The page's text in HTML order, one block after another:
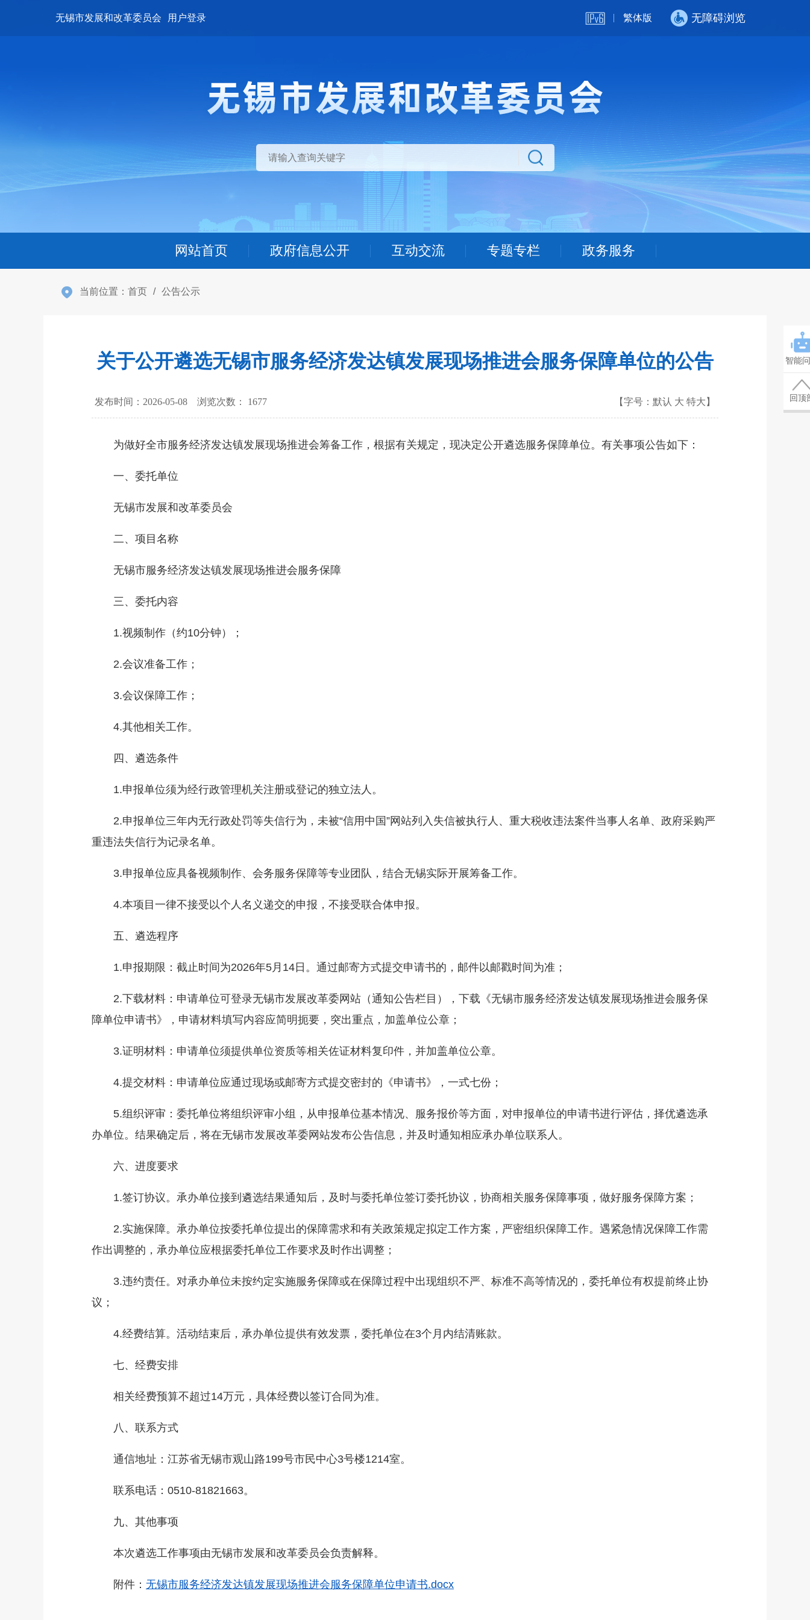
无锡市发展和改革委员会 用户登录 繁体版 无障碍浏览
网站首页 政府信息公开 互动交流 专题专栏 政务服务
当前位置： 首页 / 公告公示
关于公开遴选无锡市服务经济发达镇发展现场推进会服务保障单位的公告
发布时间：2026-05-08 浏览次数： 1677 【字号： 默认 大 特大 】
为做好全市服务经济发达镇发展现场推进会筹备工作，根据有关规定，现决定公开遴选服务保障单位。有关事项公告如下：
一、委托单位
无锡市发展和改革委员会
二、项目名称
无锡市服务经济发达镇发展现场推进会服务保障
三、委托内容
1.视频制作（约10分钟）；
2.会议准备工作；
3.会议保障工作；
4.其他相关工作。
四、遴选条件
1.申报单位须为经行政管理机关注册或登记的独立法人。
2.申报单位三年内无行政处罚等失信行为，未被“信用中国”网站列入失信被执行人、重大税收违法案件当事人名单、政府采购严
重违法失信行为记录名单。
3.申报单位应具备视频制作、会务服务保障等专业团队，结合无锡实际开展筹备工作。
4.本项目一律不接受以个人名义递交的申报，不接受联合体申报。
五、遴选程序
1.申报期限：截止时间为2026年5月14日。通过邮寄方式提交申请书的，邮件以邮戳时间为准；
2.下载材料：申请单位可登录无锡市发展改革委网站（通知公告栏目），下载《无锡市服务经济发达镇发展现场推进会服务保
障单位申请书》，申请材料填写内容应简明扼要，突出重点，加盖单位公章；
3.证明材料：申请单位须提供单位资质等相关佐证材料复印件，并加盖单位公章。
4.提交材料：申请单位应通过现场或邮寄方式提交密封的《申请书》，一式七份；
5.组织评审：委托单位将组织评审小组，从申报单位基本情况、服务报价等方面，对申报单位的申请书进行评估，择优遴选承
办单位。结果确定后，将在无锡市发展改革委网站发布公告信息，并及时通知相应承办单位联系人。
六、进度要求
1.签订协议。承办单位接到遴选结果通知后，及时与委托单位签订委托协议，协商相关服务保障事项，做好服务保障方案；
2.实施保障。承办单位按委托单位提出的保障需求和有关政策规定拟定工作方案，严密组织保障工作。遇紧急情况保障工作需
作出调整的，承办单位应根据委托单位工作要求及时作出调整；
3.违约责任。对承办单位未按约定实施服务保障或在保障过程中出现组织不严、标准不高等情况的，委托单位有权提前终止协
议；
4.经费结算。活动结束后，承办单位提供有效发票，委托单位在3个月内结清账款。
七、经费安排
相关经费预算不超过14万元，具体经费以签订合同为准。
八、联系方式
通信地址：江苏省无锡市观山路199号市民中心3号楼1214室。
联系电话：0510-81821663。
九、其他事项
本次遴选工作事项由无锡市发展和改革委员会负责解释。
附件： 无锡市服务经济发达镇发展现场推进会服务保障单位申请书.docx
智能
回顶